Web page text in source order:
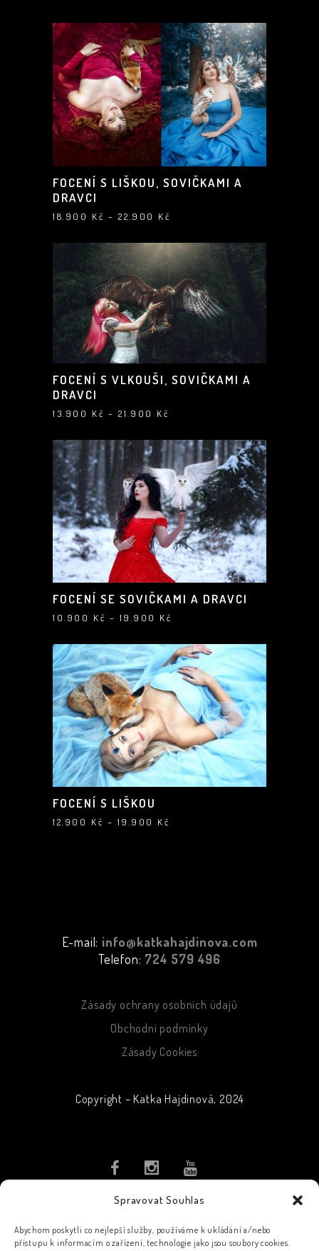
Spravovat Souhlas
Abychom poskytli co nejlepší služby, používáme k ukládání a/nebo
přístupu k informacím o zařízení, technologie jako jsou soubory cookies.
FOCENÍ S LIŠKOU, SOVIČKAMI A
DRAVCI
18.900 Kč – 22.900 Kč
až
22.900 Kč
FOCENÍ S VLKOUŠI, SOVIČKAMI A
DRAVCI
13.900 Kč – 21.900 Kč
až
21.900 Kč
FOCENÍ SE SOVIČKAMI A DRAVCI
10.900 Kč – 19.900 Kč
až
19.900 Kč
FOCENÍ S LIŠKOU
12.900 Kč – 19.900 Kč
E-mail: info@katkahajdinova.com
Telefon: 724 579 496
Zásady ochrany osobních údajů
Obchodní podmínky
Zásady Cookies
Copyright – Katka Hajdinová, 2024
PŘIHLASTE SE K ODBĚRU
NOVINEK